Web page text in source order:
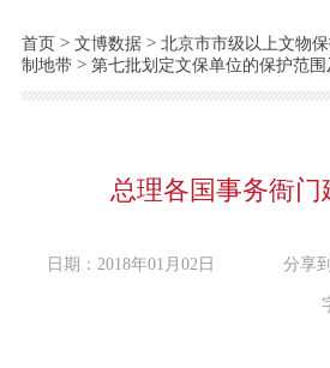
首页> 文博数据> 北京市市级以上文物
制地带> 第七批划定文保单位的保护范
总理各国事务衙门
日期：2018年01月02日 分享